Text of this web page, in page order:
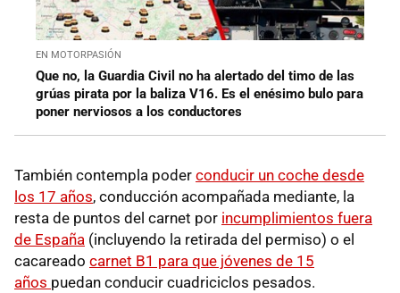
EN MOTORPASIÓN
Que no, la Guardia Civil no ha alertado del timo de las
grúas pirata por la baliza V16. Es el enésimo bulo para
poner nerviosos a los conductores
También contempla poder conducir un coche desde
los 17 años, conducción acompañada mediante, la
resta de puntos del carnet por incumplimientos fuera
de España (incluyendo la retirada del permiso) o el
cacareado carnet B1 para que jóvenes de 15
años puedan conducir cuadriciclos pesados.